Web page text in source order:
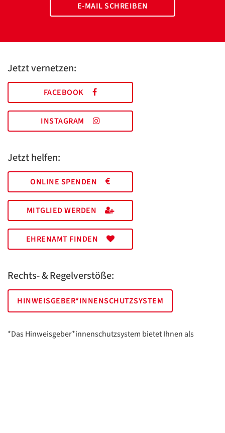
E-MAIL SCHREIBEN
Jetzt vernetzen:
FACEBOOK
INSTAGRAM
Jetzt helfen:
ONLINE SPENDEN
MITGLIED WERDEN
EHRENAMT FINDEN
Rechts- & Regelverstöße:
HINWEISGEBER*INNENSCHUTZSYSTEM
*Das Hinweisgeber*innenschutzsystem bietet Ihnen als